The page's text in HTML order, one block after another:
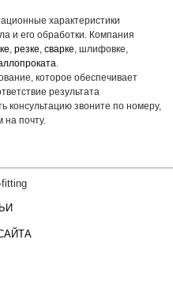
характеристики
и его обработки. Компания
, резке, сварке, шлифовке,
.
которое обеспечивает
результата
консультацию звоните по номеру,
на почту.